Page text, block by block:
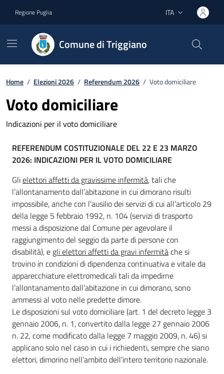
Regione Puglia Lingua attiva:
ITA
Comune di Triggiano
Home / Elezioni 2026 / Referendum 2026 / Voto domiciliare
Voto domiciliare
Indicazioni per il voto domiciliare
REFERENDUM COSTITUZIONALE DEL 22 E 23 MARZO
2026: INDICAZIONI PER IL VOTO DOMICILIARE
Glielettori affetti da gravissime infermità, tali che
l’allontanamento dall’abitazione in cui dimorano risulti
impossibile, anche con l’ausilio dei servizi di cui all’articolo 29
della legge 5 febbraio 1992, n. 104 (servizi di trasporto
messi a disposizione dal Comune per agevolare il
raggiungimento del seggio da parte di persone con
disabilità), e gli elettori affetti da gravi infermitàche si
trovino in condizioni di dipendenza continuativa e vitale da
apparecchiature elettromedicali tali da impedirne
l’allontanamento dall’abitazione in cui dimorano, sono
ammessi al voto nelle predette dimore.
Le disposizioni sul voto domiciliare (art. 1 del decreto legge 3
gennaio 2006, n. 1, convertito dalla legge 27 gennaio 2006
n. 22, come modificato dalla legge 7 maggio 2009, n. 46) si
applicano solo nel caso in cui i richiedenti, sempre che siano
elettori, dimorino nell’ambito dell’intero territorio nazionale.